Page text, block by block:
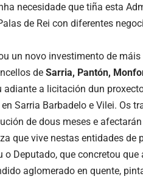
necesidade que tiña esta
de Rei con diferentes
un novo investimento de
de Sarria, Pantón,
adiante a licitación dun
Sarria Barbadelo e Vilei. Os
de dous meses e
que vive nestas entidades de
Deputado, que concretou
aglomerado en quente,